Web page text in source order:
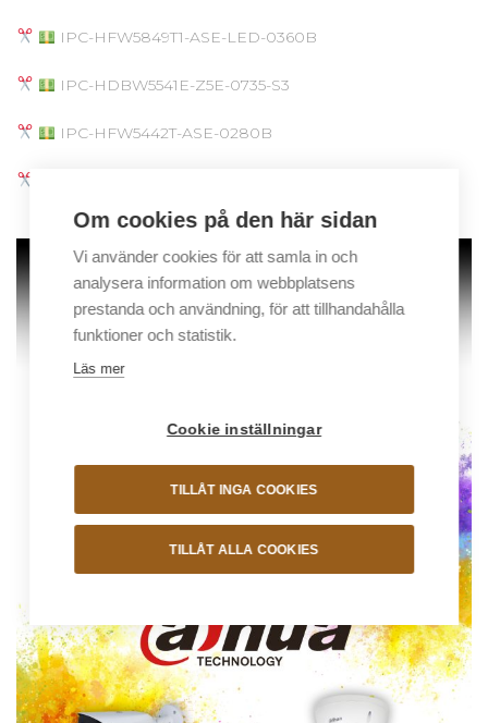
IPC-HFW5849T1-ASE-LED-0360B
IPC-HDBW5541E-Z5E-0735-S3
IPC-HFW5442T-ASE-0280B
Om cookies på den här sidan
Vi använder cookies för att samla in och
analysera information om webbplatsens
prestanda och användning, för att tillhandahålla
funktioner och statistik.
Läs mer
Cookie inställningar
TILLÅT INGA COOKIES
TILLÅT ALLA COOKIES